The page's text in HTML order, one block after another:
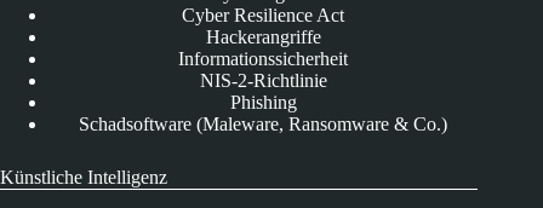
Cyber Resilience Act
Hackerangriffe
Informationssicherheit
NIS-2-Richtlinie
Phishing
Schadsoftware (Maleware, Ransomware & Co.)
Künstliche Intelligenz